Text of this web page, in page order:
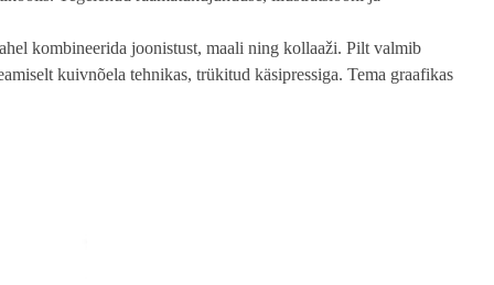
kombineerida joonistust, maali ning kollaaži. Pilt valmib
kuivnõela tehnikas, trükitud käsipressiga. Tema graafikas